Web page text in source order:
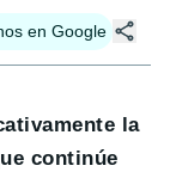
en Google
la
continúe